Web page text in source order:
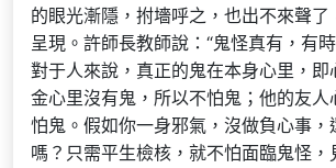
的眼光漸隱，拊墻呼之，也出不來聲了
呈現。許師長教師說：“鬼怪真有，有
對于人來說，真正的鬼在本身心里，即
金心里沒有鬼，所以不怕鬼；他的友人
怕鬼。假如你一身邪氣，沒做負心事，
嗎？只需平生檢核，就不怕面臨鬼怪，